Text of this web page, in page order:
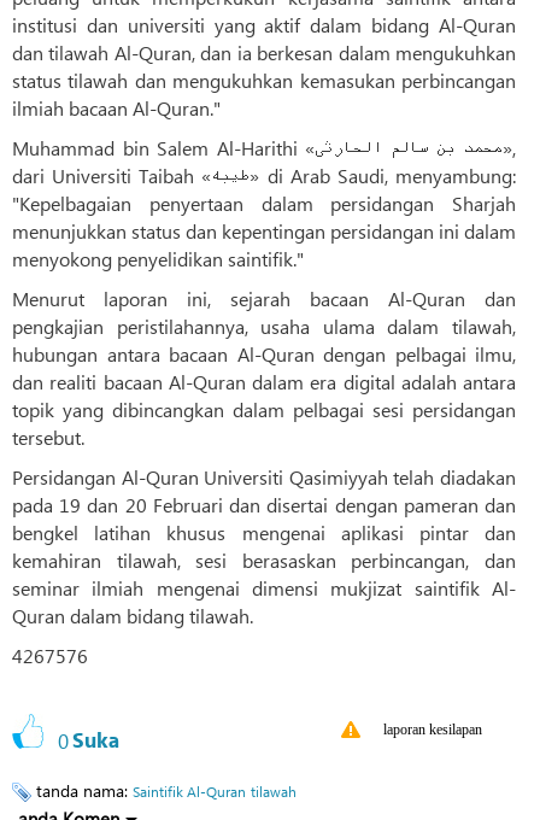
institusi dan universiti yang aktif dalam bidang Al-Quran
dan tilawah Al-Quran, dan ia berkesan dalam mengukuhkan
status tilawah dan mengukuhkan kemasukan perbincangan
ilmiah bacaan Al-Quran."
Muhammad bin Salem Al-Harithi «محمد بن سالم الحارثی»,
dari Universiti Taibah «طیبه» di Arab Saudi, menyambung:
"Kepelbagaian penyertaan dalam persidangan Sharjah
menunjukkan status dan kepentingan persidangan ini dalam
menyokong penyelidikan saintifik."
Menurut laporan ini, sejarah bacaan Al-Quran dan
pengkajian peristilahannya, usaha ulama dalam tilawah,
hubungan antara bacaan Al-Quran dengan pelbagai ilmu,
dan realiti bacaan Al-Quran dalam era digital adalah antara
topik yang dibincangkan dalam pelbagai sesi persidangan
tersebut.
Persidangan Al-Quran Universiti Qasimiyyah telah diadakan
pada 19 dan 20 Februari dan disertai dengan pameran dan
bengkel latihan khusus mengenai aplikasi pintar dan
kemahiran tilawah, sesi berasaskan perbincangan, dan
seminar ilmiah mengenai dimensi mukjizat saintifik Al-
Quran dalam bidang tilawah.
4267576
0Suka laporan kesilapan
tanda nama: Saintifik Al-Quran tilawah